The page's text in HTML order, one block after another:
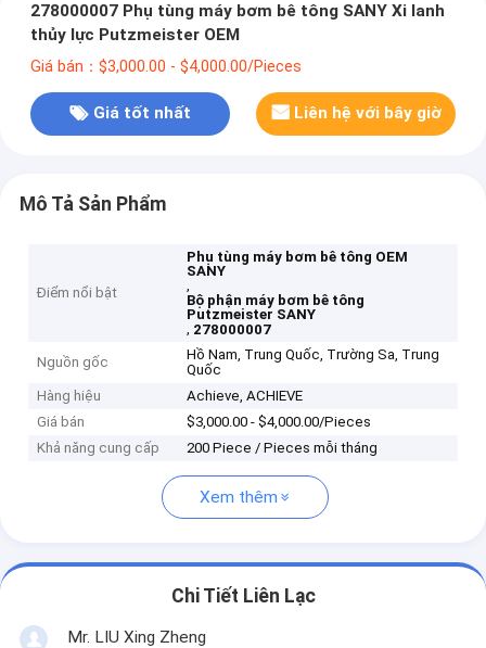
278000007 Phụ tùng máy bơm bê tông SANY Xi lanh
thủy lực Putzmeister OEM
Giá bán：$3,000.00 - $4,000.00/Pieces
Giá tốt nhất Liên hệ với bây giờ
Mô Tả Sản Phẩm
Điểm nổi bật
Phụ tùng máy bơm bê tông OEM
SANY
,
Bộ phận máy bơm bê tông
Putzmeister SANY
, 278000007
Nguồn gốc
Hồ Nam, Trung Quốc, Trường Sa, Trung
Quốc
Hàng hiệu
Achieve, ACHIEVE
Giá bán
$3,000.00 - $4,000.00/Pieces
Khả năng cung cấp
200 Piece / Pieces mỗi tháng
Xem thêm
Chi Tiết Liên Lạc
Mr. LIU Xing Zheng